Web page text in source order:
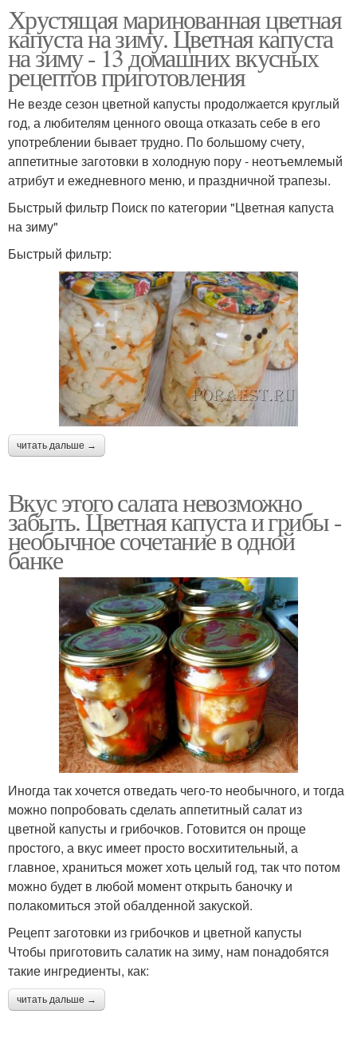
Хрустящая маринованная цветная
капуста на зиму. Цветная капуста
на зиму - 13 домашних вкусных
рецептов приготовления
Не везде сезон цветной капусты продолжается круглый
год, а любителям ценного овоща отказать себе в его
употреблении бывает трудно. По большому счету,
аппетитные заготовки в холодную пору - неотъемлемый
атрибут и ежедневного меню, и праздничной трапезы.
Быстрый фильтр Поиск по категории "Цветная капуста
на зиму"
Быстрый фильтр:
читать дальше →
Вкус этого салата невозможно
забыть. Цветная капуста и грибы -
необычное сочетание в одной
банке
Иногда так хочется отведать чего-то необычного, и тогда
можно попробовать сделать аппетитный салат из
цветной капусты и грибочков. Готовится он проще
простого, а вкус имеет просто восхитительный, а
главное, храниться может хоть целый год, так что потом
можно будет в любой момент открыть баночку и
полакомиться этой обалденной закуской.
Рецепт заготовки из грибочков и цветной капусты
Чтобы приготовить салатик на зиму, нам понадобятся
такие ингредиенты, как:
читать дальше →